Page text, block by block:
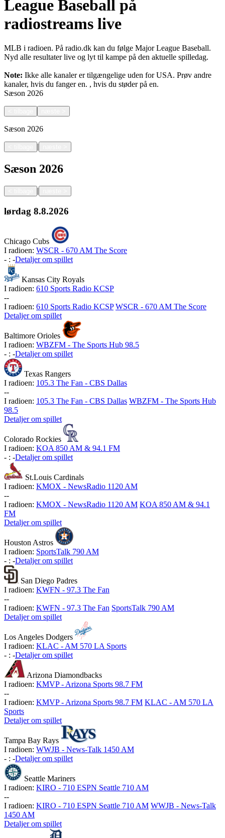
League Baseball på
radiostreams live
MLB i radioen. På radio.dk kan du følge Major League Baseball.
Nyd alle resultater live og lyt til kampe på den aktuelle spilledag.
Note: Ikke alle kanaler er tilgængelige uden for USA. Prøv andre
kanaler, hvis du fanger en. , hvis du støder på en.
Sæson 2026
Sæson 2026
|
Sæson 2026
|
lørdag 8.8.2026
Chicago Cubs
I radioen: WSCR - 670 AM The Score
- : -Detaljer om spillet
Kansas City Royals
I radioen: 610 Sports Radio KCSP
--
I radioen: 610 Sports Radio KCSP WSCR - 670 AM The Score
Detaljer om spillet
Baltimore Orioles
I radioen: WBZFM - The Sports Hub 98.5
- : -Detaljer om spillet
Texas Rangers
I radioen: 105.3 The Fan - CBS Dallas
--
I radioen: 105.3 The Fan - CBS Dallas WBZFM - The Sports Hub
98.5
Detaljer om spillet
Colorado Rockies
I radioen: KOA 850 AM & 94.1 FM
- : -Detaljer om spillet
St.Louis Cardinals
I radioen: KMOX - NewsRadio 1120 AM
--
I radioen: KMOX - NewsRadio 1120 AM KOA 850 AM & 94.1
FM
Detaljer om spillet
Houston Astros
I radioen: SportsTalk 790 AM
- : -Detaljer om spillet
San Diego Padres
I radioen: KWFN - 97.3 The Fan
--
I radioen: KWFN - 97.3 The Fan SportsTalk 790 AM
Detaljer om spillet
Los Angeles Dodgers
I radioen: KLAC - AM 570 LA Sports
- : -Detaljer om spillet
Arizona Diamondbacks
I radioen: KMVP - Arizona Sports 98.7 FM
--
I radioen: KMVP - Arizona Sports 98.7 FM KLAC - AM 570 LA
Sports
Detaljer om spillet
Tampa Bay Rays
I radioen: WWJB - News-Talk 1450 AM
- : -Detaljer om spillet
Seattle Mariners
I radioen: KIRO - 710 ESPN Seattle 710 AM
--
I radioen: KIRO - 710 ESPN Seattle 710 AM WWJB - News-Talk
1450 AM
Detaljer om spillet